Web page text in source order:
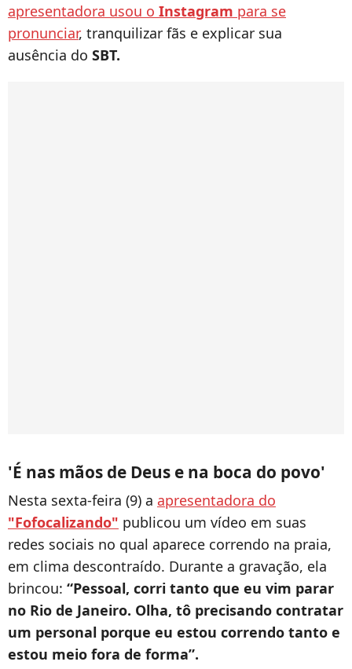
apresentadora usou o Instagram para se
pronunciar, tranquilizar fãs e explicar sua
ausência do SBT.
'É nas mãos de Deus e na boca do povo'
Nesta sexta-feira (9) a apresentadora do
"Fofocalizando" publicou um vídeo em suas
redes sociais no qual aparece correndo na praia,
em clima descontraído. Durante a gravação, ela
brincou: “Pessoal, corri tanto que eu vim parar
no Rio de Janeiro. Olha, tô precisando contratar
um personal porque eu estou correndo tanto e
estou meio fora de forma”.